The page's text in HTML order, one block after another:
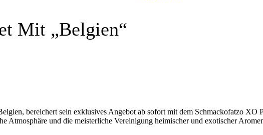
Mit „Belgien“
bereichert sein exklusives Angebot ab sofort mit dem Schmackofatzo
Atmosphäre und die meisterliche Vereinigung heimischer und exotischer